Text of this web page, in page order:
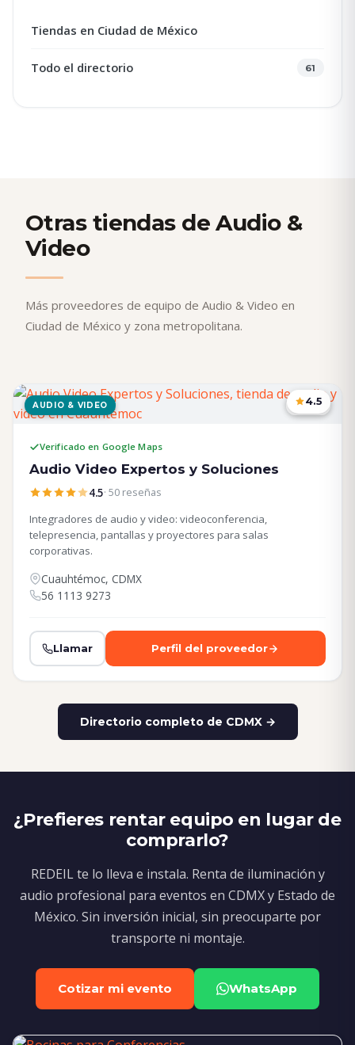
Tiendas en Ciudad de México
Todo el directorio 61
Otras tiendas de Audio &
Video
Más proveedores de equipo de Audio & Video en
Ciudad de México y zona metropolitana.
AUDIO & VIDEO CDMX
4.5
Verificado en Google Maps
Audio Video Expertos y Soluciones
4.5· 50 reseñas
Integradores de audio y video: videoconferencia,
telepresencia, pantallas y proyectores para salas
corporativas.
Cuauhtémoc, CDMX
56 1113 9273
Llamar Perfil del proveedor
Directorio completo de CDMX →
¿Prefieres rentar equipo en lugar de
comprarlo?
REDEIL te lo lleva e instala. Renta de iluminación y
audio profesional para eventos en CDMX y Estado de
México. Sin inversión inicial, sin preocuparte por
transporte ni montaje.
Cotizar mi evento WhatsApp